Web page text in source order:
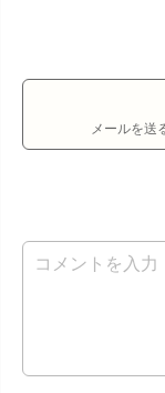
メールを送